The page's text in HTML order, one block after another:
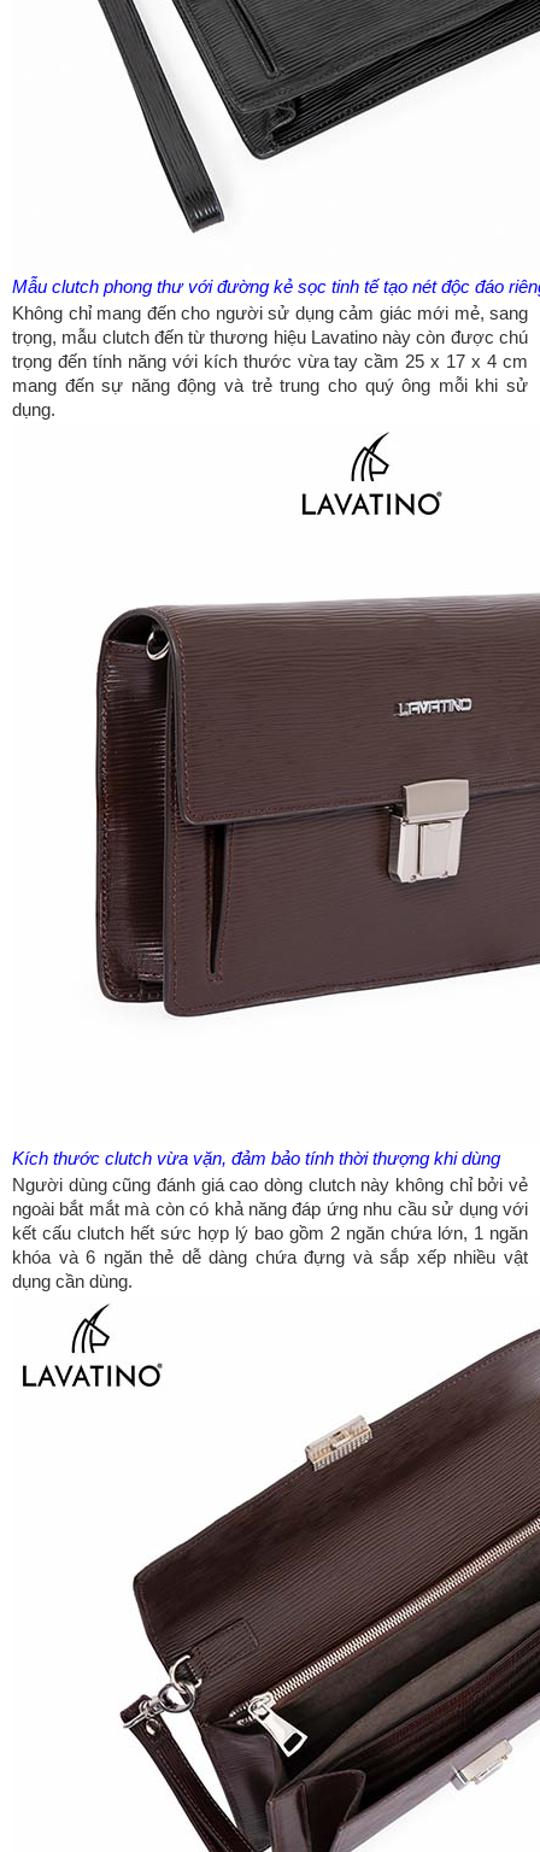
Mẫu clutch phong thư với đường kẻ sọc tinh tế tạo nét độc đáo
Không chỉ mang đến cho người sử dụng cảm giác mới mẻ, sang
trọng, mẫu clutch đến từ thương hiệu Lavatino này còn được chú
trọng đến tính năng với kích thước vừa tay cầm 25 x 17 x 4 cm
mang đến sự năng động và trẻ trung cho quý ông mỗi khi sử
dụng.
Kích thước clutch vừa vặn, đảm bảo tính thời thượng khi dùng
Người dùng cũng đánh giá cao dòng clutch này không chỉ bởi vẻ
ngoài bắt mắt mà còn có khả năng đáp ứng nhu cầu sử dụng với
kết cấu clutch hết sức hợp lý bao gồm 2 ngăn chứa lớn, 1 ngăn
khóa và 6 ngăn thẻ dễ dàng chứa đựng và sắp xếp nhiều vật
dụng cần dùng.